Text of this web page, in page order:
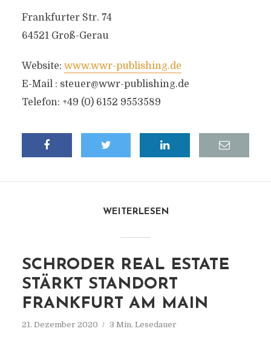
Frankfurter Str. 74
64521 Groß-Gerau
Website: www.wwr-publishing.de
E-Mail : steuer@wwr-publishing.de
Telefon: +49 (0) 6152 9553589
WEITERLESEN
SCHRODER REAL ESTATE
STÄRKT STANDORT
FRANKFURT AM MAIN
21. Dezember 2020 3 Min. Lesedauer